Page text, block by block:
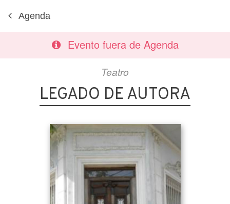
Agenda
Evento fuera de Agenda
Teatro
LEGADO DE AUTORA